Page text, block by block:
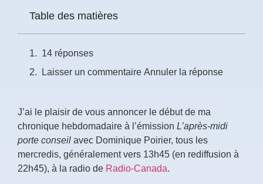
Table des matières
14 réponses
Laisser un commentaire Annuler la réponse
J’ai le plaisir de vous annoncer le début de ma
chronique hebdomadaire à l’émission L’après-midi
porte conseilavec Dominique Poirier, tous les
mercredis, généralement vers 13h45 (en rediffusion à
22h45), à la radio de Radio-Canada.
vous
désabonner
en
temps
!